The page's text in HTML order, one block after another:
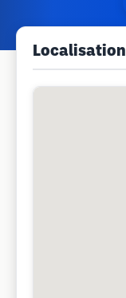
Localisation